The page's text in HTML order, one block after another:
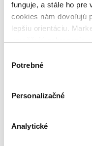
funguje, a stále ho pre
cookies nám dovoľujú
lepšiu orientáciu.
keby sme mohli
súhlasu
Potrebné
Personalizačné
Analytické